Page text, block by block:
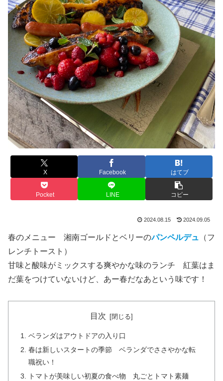
X Facebook はてブ
Pocket LINE コピー
2024.08.15 2024.09.05
春のメニュー 湘南ゴールドとベリーのパンペルデュ （フ
レンチトースト）
甘味と酸味がミックスする爽やかな味のランチ 紅葉はま
だ葉をつけていないけど、あー春だなあという味です！
目次
ベランダはアウトドアの入り口
春は新しいスタートの季節 ベランダでささやかな転
職祝い！
トマトが美味しい初夏の食べ物 丸ごとトマト素麺